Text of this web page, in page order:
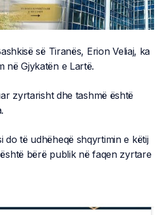
së Tiranës, Erion Veliaj, ka
në Gjykatën e Lartë.
zyrtarisht dhe tashmë është
do të udhëheqë shqyrtimin e këtij
bërë publik në faqen zyrtare